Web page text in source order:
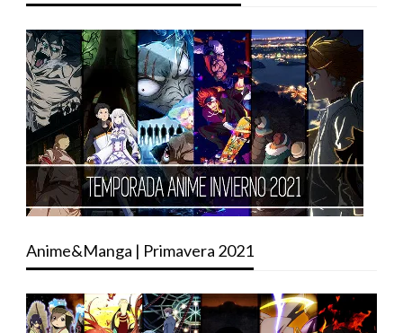
Anime&Manga | Primavera 2021